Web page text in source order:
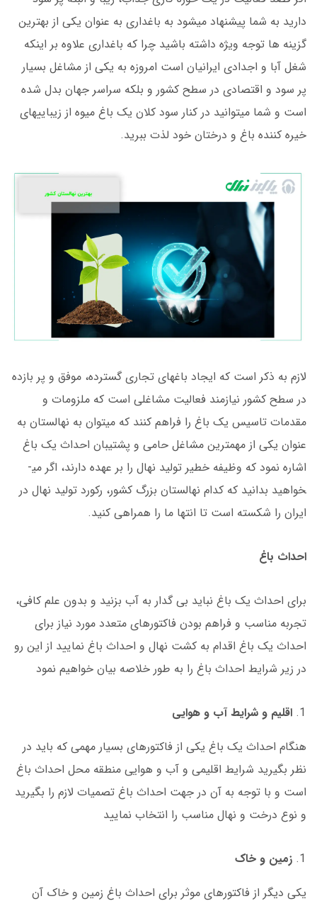
دارید به شما پیشنهاد می­شود به باغداری به عنوان یکی از بهترین
گزینه ­ها توجه ویژه داشته باشید چرا که باغداری علاوه بر اینکه
شغل آبا و اجدادی ایرانیان است امروزه به یکی از مشاغل بسیار
پر سود و اقتصادی در سطح کشور و بلکه سراسر جهان بدل شده
است و شما می­توانید در کنار سود کلان یک باغ میوه از زیبایی­های
خیره کننده باغ و درختان خود لذت ببرید.
لازم به ذکر است که ایجاد باغ­های تجاری گسترده، موفق و پر بازده
در سطح کشور نیازمند فعالیت مشاغلی است که ملزومات و
مقدمات تاسیس یک باغ را فراهم کنند که می­توان به نهالستان به
عنوان یکی از مهم­ترین مشاغل حامی و پشتیبان احداث یک باغ
اشاره نمود که وظیفه خطیر تولید نهال را بر عهده دارند، اگر می­
خواهید بدانید که کدام نهالستان بزرگ کشور، رکورد تولید نهال در
ایران را شکسته است تا انتها ما را همراهی کنید.
احداث باغ
برای احداث یک باغ نباید بی گدار به آب بزنید و بدون علم کافی،
تجربه مناسب و فراهم بودن فاکتورهای متعدد مورد نیاز برای
احداث یک باغ اقدام به کشت نهال و احداث باغ نمایید از این رو
در زیر شرایط احداث باغ را به طور خلاصه بیان خواهیم نمود
اقلیم و شرایط آب و هوایی
هنگام احداث یک باغ یکی از فاکتورهای بسیار مهمی که باید در
نظر بگیرید شرایط اقلیمی و آب و هوایی منطقه محل احداث باغ
است و با توجه به آن در جهت احداث باغ تصمیات لازم را بگیرید
و نوع درخت و نهال مناسب را انتخاب نمایید
زمین و خاک
یکی دیگر از فاکتورهای موثر برای احداث باغ زمین و خاک آن